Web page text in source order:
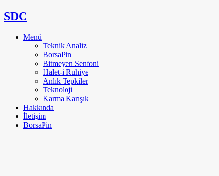
SDC
Menü
Teknik Analiz
BorsaPin
Bitmeyen Senfoni
Halet-i Ruhiye
Anlık Tepkiler
Teknoloji
Karma Karışık
Hakkında
İletişim
BorsaPin